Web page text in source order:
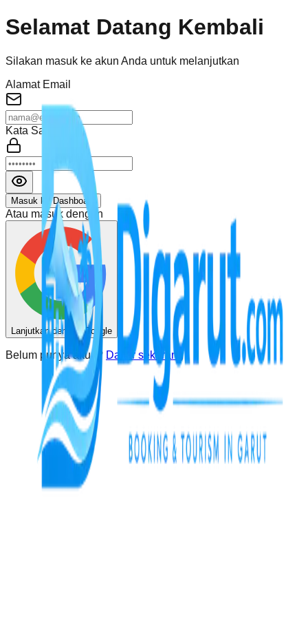
Selamat Datang Kembali
Silakan masuk ke akun Anda untuk melanjutkan
Alamat Email
Kata Sandi
Masuk ke Dashboard
Atau masuk dengan
Lanjutkan dengan Google
Belum punya akun? Daftar sekarang